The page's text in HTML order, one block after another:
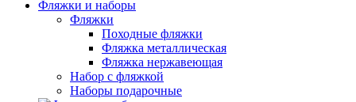
Фляжки и наборы
Фляжки
Походные фляжки
Фляжка металлическая
Фляжка нержавеющая
Набор с фляжкой
Наборы подарочные